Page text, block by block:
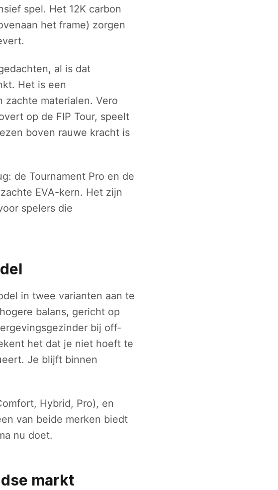
spel. Het 12K carbon
het frame) zorgen
al is dat
Het is een
zachte materialen. Vero
op de FIP Tour, speelt
boven rauwe kracht is
de Tournament Pro en de
EVA-kern. Het zijn
spelers die
in twee varianten aan te
balans, gericht op
bij off-
het dat je niet hoeft te
Je blijft binnen
Hybrid, Pro), en
van beide merken biedt
nu doet.
markt